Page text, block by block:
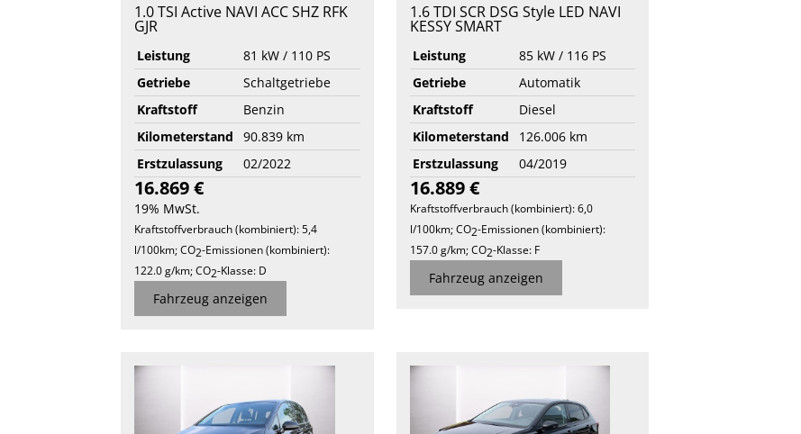
1.0 TSI Active NAVI ACC SHZ RFK
GJR
Leistung
81 kW / 110 PS
Getriebe
Schaltgetriebe
Kraftstoff
Benzin
Kilometerstand
90.839 km
Erstzulassung
02/2022
16.869 €
19% MwSt.
Kraftstoffverbrauch (kombiniert): 5,4
l/100km;CO2-Emissionen (kombiniert):
122.0 g/km;CO2-Klasse: D
Fahrzeug anzeigen
1.6 TDI SCR DSG Style LED NAVI
KESSY SMART
Leistung
85 kW / 116 PS
Getriebe
Automatik
Kraftstoff
Diesel
Kilometerstand
126.006 km
Erstzulassung
04/2019
16.889 €
Kraftstoffverbrauch (kombiniert):6,0
l/100km;CO2-Emissionen (kombiniert):
157.0 g/km;CO2-Klasse: F
Fahrzeug anzeigen